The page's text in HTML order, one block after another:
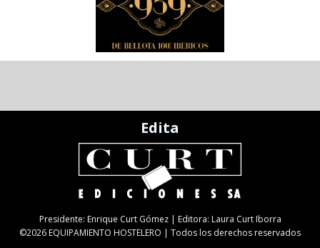
Edita
Presidente: Enrique Curt Gómez | Editora: Laura Curt Iborra
©2026 EQUIPAMIENTO HOSTELERO | Todos los derechos reservados